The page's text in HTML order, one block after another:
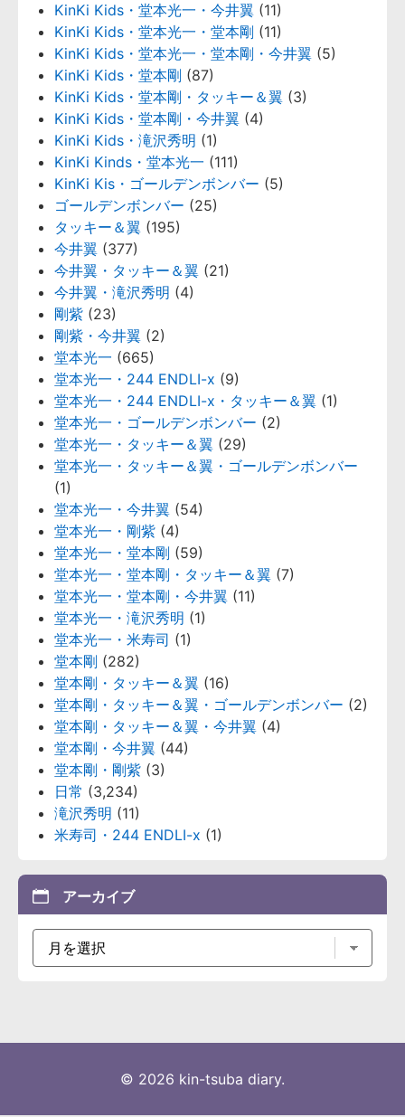
KinKi Kids・堂本光一・今井翼 (11)
KinKi Kids・堂本光一・堂本剛 (11)
KinKi Kids・堂本光一・堂本剛・今井翼 (5)
KinKi Kids・堂本剛 (87)
KinKi Kids・堂本剛・タッキー＆翼 (3)
KinKi Kids・堂本剛・今井翼 (4)
KinKi Kids・滝沢秀明 (1)
KinKi Kinds・堂本光一 (111)
KinKi Kis・ゴールデンボンバー (5)
ゴールデンボンバー (25)
タッキー＆翼 (195)
今井翼 (377)
今井翼・タッキー＆翼 (21)
今井翼・滝沢秀明 (4)
剛紫 (23)
剛紫・今井翼 (2)
堂本光一 (665)
堂本光一・244 ENDLI-x (9)
堂本光一・244 ENDLI-x・タッキー＆翼 (1)
堂本光一・ゴールデンボンバー (2)
堂本光一・タッキー＆翼 (29)
堂本光一・タッキー＆翼・ゴールデンボンバー
(1)
堂本光一・今井翼 (54)
堂本光一・剛紫 (4)
堂本光一・堂本剛 (59)
堂本光一・堂本剛・タッキー＆翼 (7)
堂本光一・堂本剛・今井翼 (11)
堂本光一・滝沢秀明 (1)
堂本光一・米寿司 (1)
堂本剛 (282)
堂本剛・タッキー＆翼 (16)
堂本剛・タッキー＆翼・ゴールデンボンバー (2)
堂本剛・タッキー＆翼・今井翼 (4)
堂本剛・今井翼 (44)
堂本剛・剛紫 (3)
日常 (3,234)
滝沢秀明 (11)
米寿司・244 ENDLI-x (1)
アーカイブ
© 2026 kin-tsuba diary.